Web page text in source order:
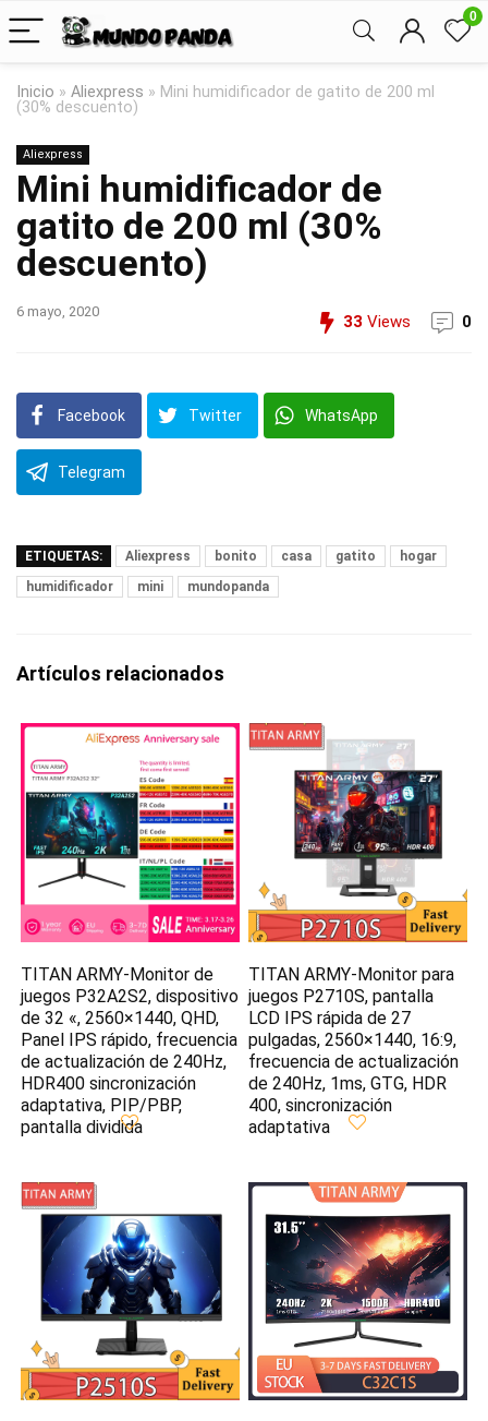
0
Inicio » Aliexpress » Mini humidificador de gatito de 200 ml
(30% descuento)
Aliexpress
Mini humidificador de
gatito de 200 ml (30%
descuento)
6 mayo, 2020
33 Views 0
Facebook Twitter WhatsApp
Telegram
ETIQUETAS: Aliexpress bonito casa gatito
hogar
humidificador
mini mundopanda
Artículos relacionados
TITAN ARMY-Monitor de
juegos P32A2S2, dispositivo
de 32 «, 2560×1440, QHD,
Panel IPS rápido, frecuencia
de actualización de 240Hz,
HDR400 sincronización
adaptativa, PIP/PBP,
pantalla dividida
TITAN ARMY-Monitor para
juegos P2710S, pantalla
LCD IPS rápida de 27
pulgadas, 2560×1440, 16:9,
frecuencia de actualización
de 240Hz, 1ms, GTG, HDR
400, sincronización
adaptativa